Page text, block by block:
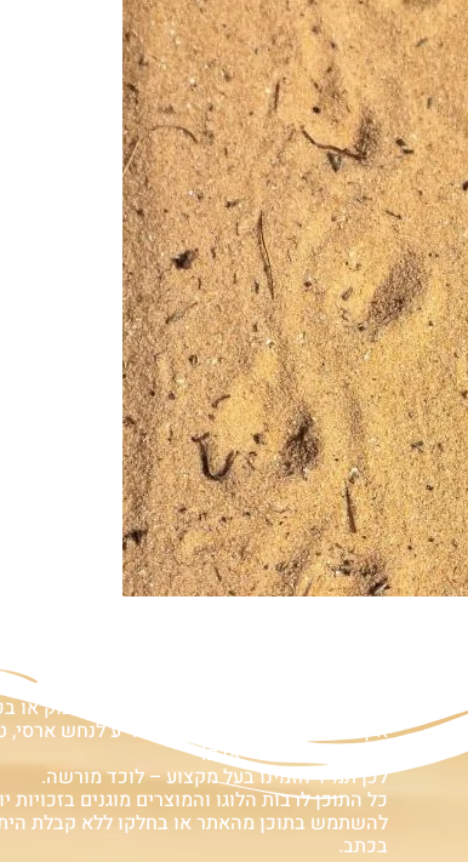
במוצרים ובמידע המובא באתר, בדף פיסבוק או
אין המלצה לגעת, להתעסק, להפריע לנחש ארסי,
עלולה לעלות בחיי אדם!
לכן תמיד הזמינו בעל מקצוע – לוכד מורשה.
כל התוכן לרבות הלוגו והמוצרים מוגנים בזכויות
להשתמש בתוכן מהאתר או בחלקו ללא קבלת
בכתב.